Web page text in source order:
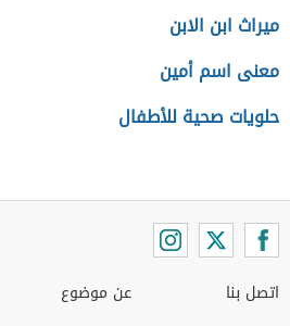
ميراث ابن الابن
معنى اسم أمين
حلويات صحية للأطفال
اتصل بنا
عن موضوع